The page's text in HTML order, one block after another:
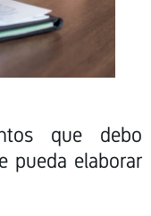
que debo
pueda elaborar